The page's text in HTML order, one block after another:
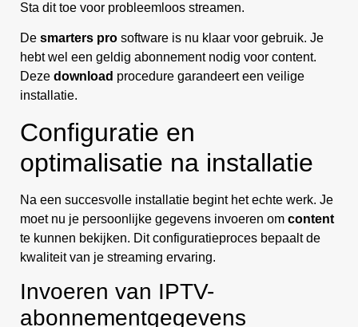
Sta dit toe voor probleemloos streamen.
De smarters pro software is nu klaar voor gebruik. Je
hebt wel een geldig abonnement nodig voor content.
Deze download procedure garandeert een veilige
installatie.
Configuratie en
optimalisatie na installatie
Na een succesvolle installatie begint het echte werk. Je
moet nu je persoonlijke gegevens invoeren om content
te kunnen bekijken. Dit configuratieproces bepaalt de
kwaliteit van je streaming ervaring.
Invoeren van IPTV-
abonnementgegevens